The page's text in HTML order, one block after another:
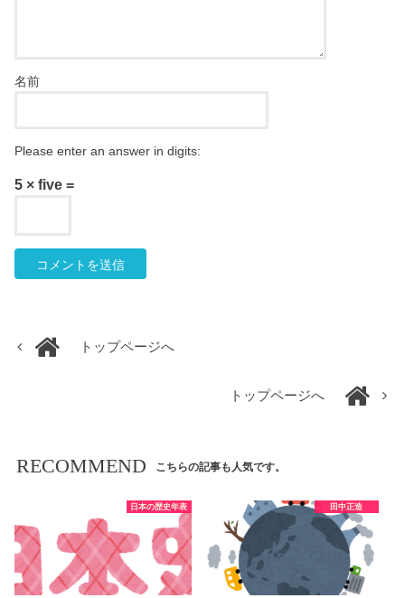
名前
Please enter an answer in digits:
5 × five =
トップページへ
トップページへ
RECOMMEND こちらの記事も人気です。
日本の歴史年表 田中正造